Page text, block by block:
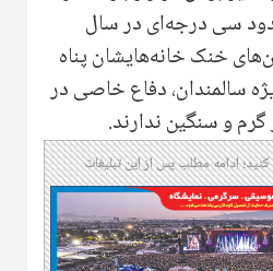
سی درجه‌ای در سال
خنک خانه‌هایشان پناه
سالمندان، دفاع خاصی در
و سنگین ندارند.
ادامه مطلب پس از این تبلیغات